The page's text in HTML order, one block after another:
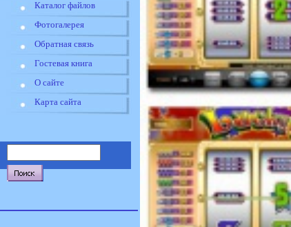
Каталог файлов
Фотогалерея
Обратная связь
Гостевая книга
О сайте
Карта сайта